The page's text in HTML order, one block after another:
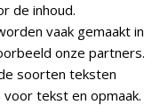
de inhoud.
vaak gemaakt in
onze partners.
soorten teksten
tekst en opmaak.